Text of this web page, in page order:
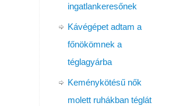
ingatlankeresőnek
Kávégépet adtam a
főnökömnek a
téglagyárba
Keménykötésű nők
molett ruhákban téglát